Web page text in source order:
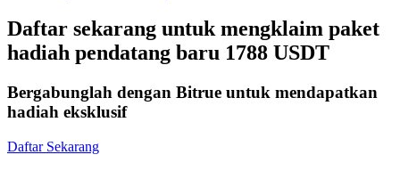
Launchpool
Staking fleksibel untuk mendapatkan token populer
Daftar sekarang untuk mengklaim paket
hadiah pendatang baru 1788 USDT
Bergabunglah dengan Bitrue untuk mendapatkan
hadiah eksklusif
Daftar Sekarang